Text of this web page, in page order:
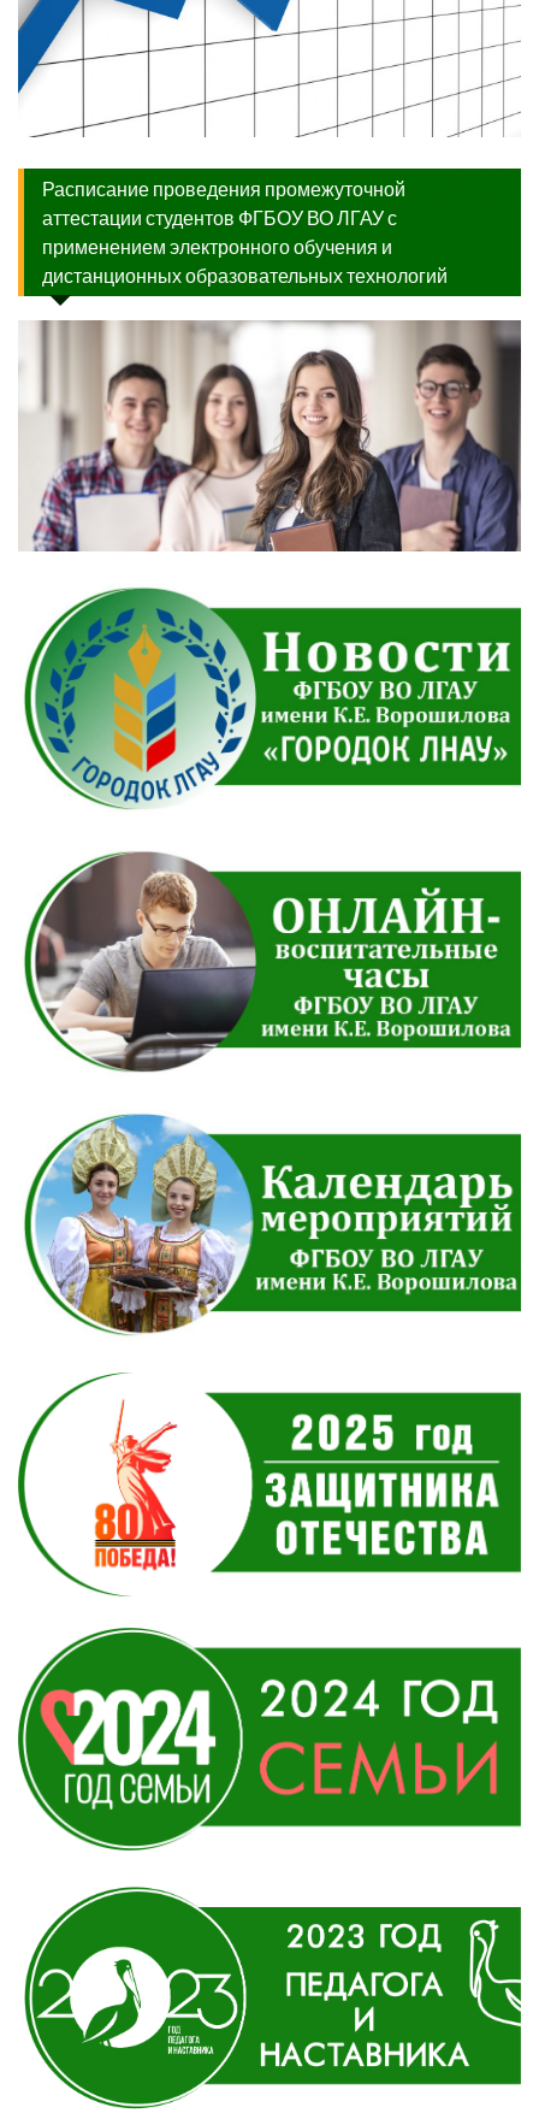
Расписание проведения промежуточной
аттестации студентов ФГБОУ ВО ЛГАУ с
применением электронного обучения и
дистанционных образовательных технологий